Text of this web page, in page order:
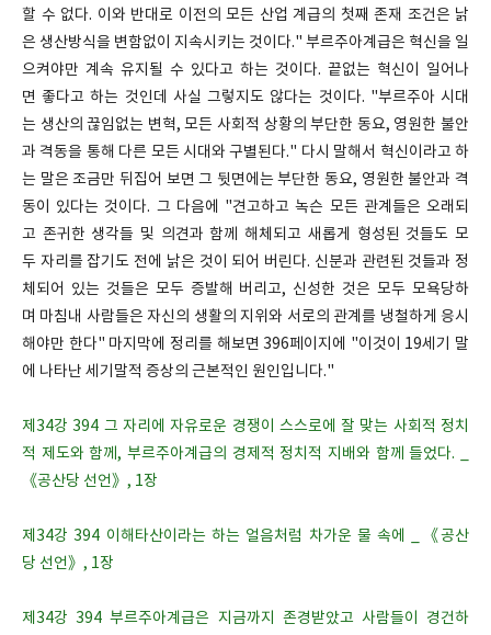
할 수 없다. 이와 반대로 이전의 모든 산업 계급의 첫째 존재 조건은 낡
은 생산방식을 변함없이 지속시키는 것이다." 부르주아계급은 혁신을 일
으켜야만 계속 유지될 수 있다고 하는 것이다. 끝없는 혁신이 일어나
면 좋다고 하는 것인데 사실 그렇지도 않다는 것이다. "부르주아 시대
는 생산의 끊임없는 변혁, 모든 사회적 상황의 부단한 동요, 영원한 불안
과 격동을 통해 다른 모든 시대와 구별된다." 다시 말해서 혁신이라고 하
는 말은 조금만 뒤집어 보면 그 뒷면에는 부단한 동요, 영원한 불안과 격
동이 있다는 것이다. 그 다음에 "견고하고 녹슨 모든 관계들은 오래되
고 존귀한 생각들 및 의견과 함께 해체되고 새롭게 형성된 것들도 모
두 자리를 잡기도 전에 낡은 것이 되어 버린다. 신분과 관련된 것들과 정
체되어 있는 것들은 모두 증발해 버리고, 신성한 것은 모두 모욕당하
며 마침내 사람들은 자신의 생활의 지위와 서로의 관계를 냉철하게 응시
해야만 한다" 마지막에 정리를 해보면 396페이지에 "이것이 19세기 말
에 나타난 세기말적 증상의 근본적인 원인입니다."
제34강 394 그 자리에 자유로운 경쟁이 스스로에 잘 맞는 사회적 정치
적 제도와 함께, 부르주아계급의 경제적 정치적 지배와 함께 들었다. _
《공산당 선언》, 1장
제34강 394 이해타산이라는 하는 얼음처럼 차가운 물 속에 _《공산
당 선언》, 1장
제34강 394 부르주아계급은 지금까지 존경받았고 사람들이 경건하